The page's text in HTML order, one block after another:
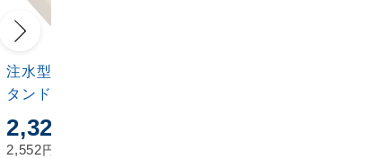
注水型マルチのぼりス
タンド 20L
2,320
2,552円